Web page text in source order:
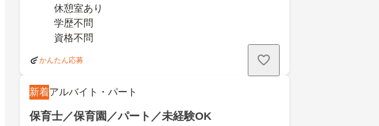
休憩室あり
学歴不問
資格不問
かんたん応募
新着アルバイト・パート
保育士／保育園／パート／未経験OK